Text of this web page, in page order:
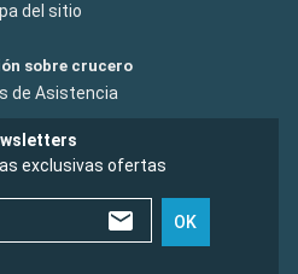
del sitio
sobre crucero
de Asistencia
exclusivas ofertas
OK